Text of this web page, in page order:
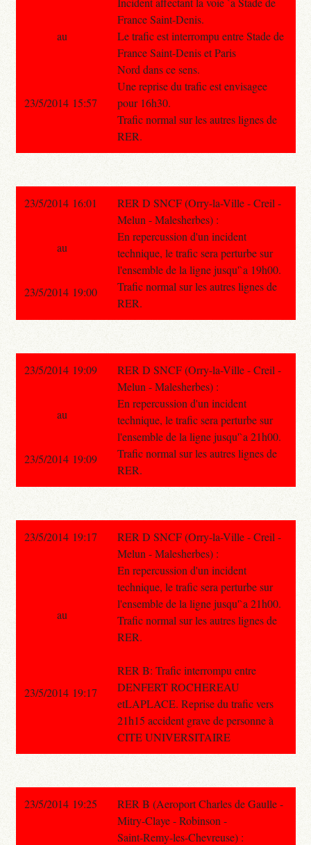
France Saint-Denis.
Le trafic est interrompu entre Stade de
France Saint-Denis et Paris
Nord dans ce sens.
Une reprise du trafic est envisagee
pour 16h30.
Trafic normal sur les autres lignes de
RER.
au
23/5/2014 15:57
23/5/2014 16:01
RER D SNCF (Orry-la-Ville - Creil -
Melun - Malesherbes) :
En repercussion d'un incident
technique, le trafic sera perturbe sur
l'ensemble de la ligne jusqu'`a 19h00.
Trafic normal sur les autres lignes de
RER.
au
23/5/2014 19:00
23/5/2014 19:09
RER D SNCF (Orry-la-Ville - Creil -
Melun - Malesherbes) :
En repercussion d'un incident
technique, le trafic sera perturbe sur
l'ensemble de la ligne jusqu'`a 21h00.
Trafic normal sur les autres lignes de
RER.
au
23/5/2014 19:09
23/5/2014 19:17
RER D SNCF (Orry-la-Ville - Creil -
Melun - Malesherbes) :
En repercussion d'un incident
technique, le trafic sera perturbe sur
l'ensemble de la ligne jusqu'`a 21h00.
Trafic normal sur les autres lignes de
RER.
RER B: Trafic interrompu entre
DENFERT ROCHEREAU
etLAPLACE. Reprise du trafic vers
21h15 accident grave de personne à
CITE UNIVERSITAIRE
au
23/5/2014 19:17
23/5/2014 19:25
RER B (Aeroport Charles de Gaulle -
Mitry-Claye - Robinson -
Saint-Remy-les-Chevreuse) :